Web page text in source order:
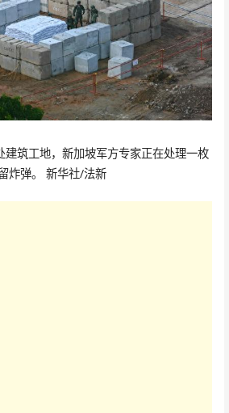
筑工地，新加坡军方专家正在处理一枚
炸弹。 新华社/法新